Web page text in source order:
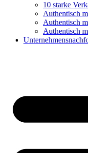
10 starke
Authentisch
Authentisch
Authentisch